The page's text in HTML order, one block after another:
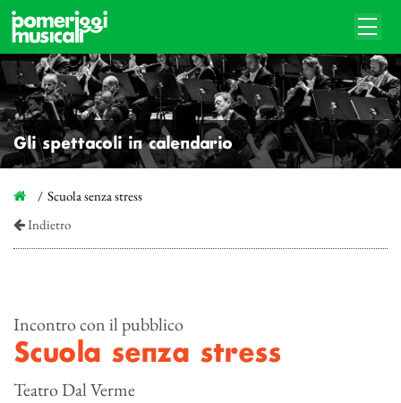
Gli spettacoli in calendario
Scuola senza stress
Indietro
Incontro con il pubblico
Scuola senza stress
Teatro Dal Verme